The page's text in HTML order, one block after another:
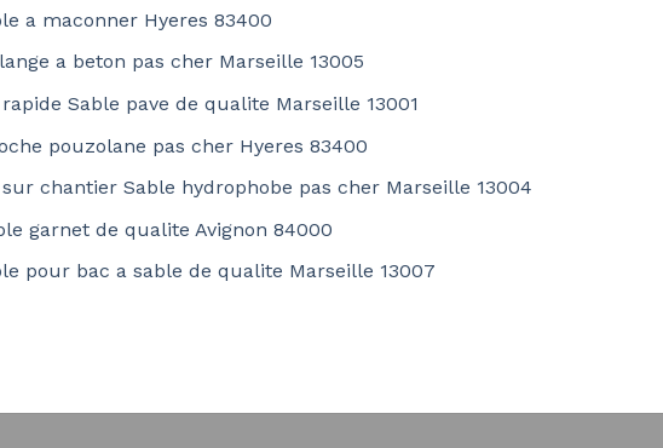
a maconner Hyeres 83400
a beton pas cher Marseille 13005
Sable pave de qualite Marseille 13001
pouzolane pas cher Hyeres 83400
chantier Sable hydrophobe pas cher Marseille 13004
garnet de qualite Avignon 84000
pour bac a sable de qualite Marseille 13007